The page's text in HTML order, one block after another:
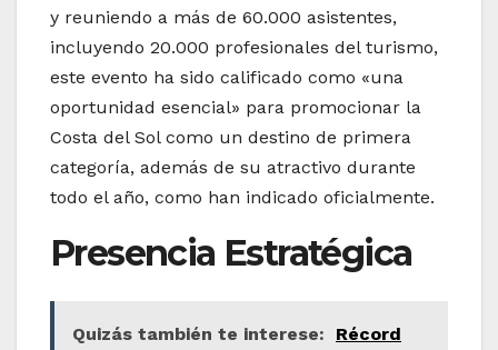
y reuniendo a más de 60.000 asistentes,
incluyendo 20.000 profesionales del turismo,
este evento ha sido calificado como «una
oportunidad esencial» para promocionar la
Costa del Sol como un destino de primera
categoría, además de su atractivo durante
todo el año, como han indicado oficialmente.
Presencia Estratégica
Quizás también te interese:
Récord